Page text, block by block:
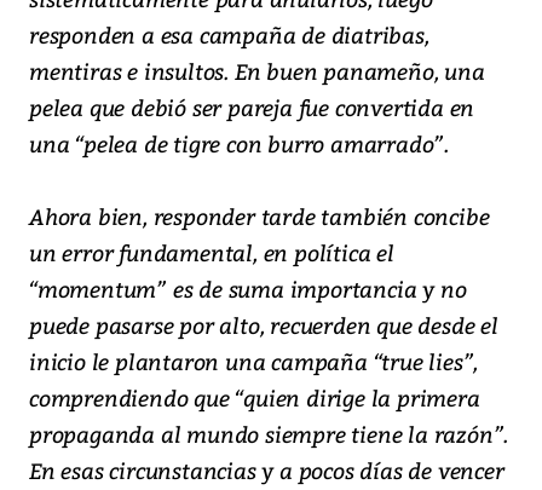
responden a esa campaña de diatribas,
mentiras e insultos. En buen panameño, una
pelea que debió ser pareja fue convertida en
una “pelea de tigre con burro amarrado”.
Ahora bien, responder tarde también concibe
un error fundamental, en política el
“momentum” es de suma importancia y no
puede pasarse por alto, recuerden que desde el
inicio le plantaron una campaña “true lies”,
comprendiendo que “quien dirige la primera
propaganda al mundo siempre tiene la razón”.
En esas circunstancias y a pocos días de vencer